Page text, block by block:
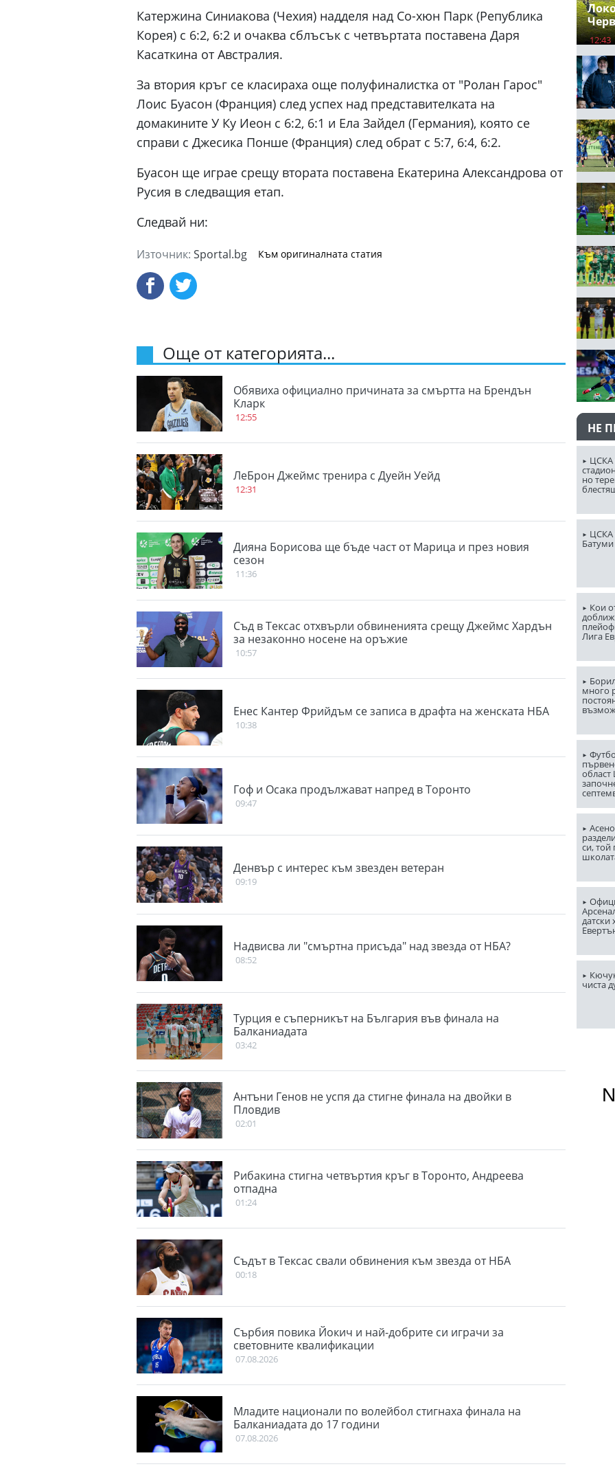
Катержина Синиакова (Чехия) надделя над Со-хюн Парк (Република
Корея) с 6:2, 6:2 и очаква сблъсък с четвъртата поставена Даря
Касаткина от Австралия.
За втория кръг се класираха още полуфиналистка от "Ролан Гарос"
Лоис Буасон (Франция) след успех над представителката на
домакините У Ку Иеон с 6:2, 6:1 и Ела Зайдел (Германия), която се
справи с Джесика Понше (Франция) след обрат с 5:7, 6:4, 6:2.
Буасон ще играе срещу втората поставена Екатерина Александрова от
Русия в следващия етап.
Следвай ни:
Източник: Sportal.bg Към оригиналната статия
Още от категорията...
Обявиха официално причината за смъртта на Брендън
Кларк
12:55
ЛеБрон Джеймс тренира с Дуейн Уейд
12:31
Дияна Борисова ще бъде част от Марица и през новия
сезон
11:36
Съд в Тексас отхвърли обвиненията срещу Джеймс Хардън
за незаконно носене на оръжие
10:57
Енес Кантер Фрийдъм се записа в драфта на женската НБА
10:38
Гоф и Осака продължават напред в Торонто
09:47
Денвър с интерес към звезден ветеран
09:19
Надвисва ли "смъртна присъда" над звезда от НБА?
08:52
Турция е съперникът на България във финала на
Балканиадата
03:42
Антъни Генов не успя да стигне финала на двойки в
Пловдив
02:01
Рибакина стигна четвъртия кръг в Торонто, Андреева
отпадна
01:24
Съдът в Тексас свали обвинения към звезда от НБА
00:18
Сърбия повика Йокич и най-добрите си играчи за
световните квалификации
07.08.2026
Младите национали по волейбол стигнаха финала на
Балканиадата до 17 години
07.08.2026
12:43
НЕ
ЦСКА
но
ЦСКА
Батуми
Кои
Лига
много
си,
датски
чиста